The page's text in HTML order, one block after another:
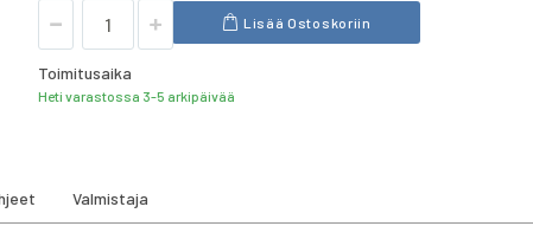
Lisää Ostoskoriin
Toimitusaika
Heti varastossa 3-5 arkipäivää
Valmistaja